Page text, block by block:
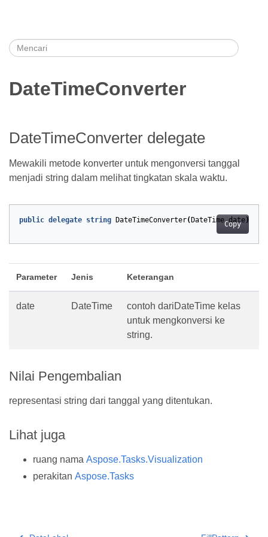
DateTimeConverter
DateTimeConverter delegate
Mewakili metode konverter untuk mengonversi tanggal
menjadi string dalam melihat tingkatan skala waktu.
Copy
public delegate string DateTimeConverter( DateTime date);
Parameter Jenis Keterangan
date DateTime
contoh dariDateTime kelas
untuk mengkonversi ke
string.
Nilai Pengembalian
representasi string dari tanggal yang ditentukan.
Lihat juga
ruang nama Aspose.Tasks.Visualization
perakitan Aspose.Tasks